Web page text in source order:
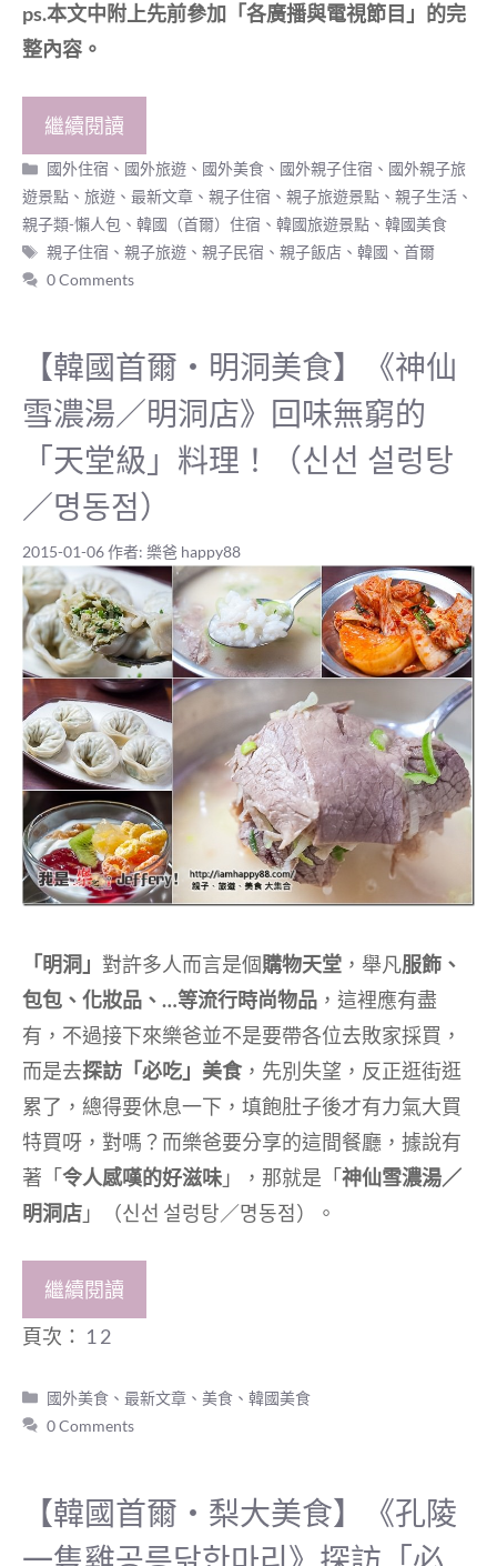
ps.本文中附上先前參加「各廣播與電視節目」的完
整內容。
繼續閱讀
分
類
國外住宿 、 國外旅遊 、 國外美食 、 國外親子住宿 、 國外親子旅
遊景點 、 旅遊 、 最新文章 、 親子住宿 、 親子旅遊景點 、 親子生活 、
親子類-懶人包 、 韓國（首爾）住宿 、 韓國旅遊景點 、 韓國美食
標
籤
親子住宿 、親子旅遊 、親子民宿 、親子飯店 、韓國 、首爾
0 Comments
【韓國首爾‧明洞美食】《神仙
雪濃湯／明洞店》回味無窮的
「天堂級」料理！（신선 설렁탕
／명동점）
2015-01-06作者: 樂爸 happy88
「明洞」 對許多人而言是個購物天堂 ，舉凡服飾、
包包、化妝品、…等流行時尚物品 ，這裡應有盡
有，不過接下來樂爸並不是要帶各位去敗家採買，
而是去探訪「必吃」美食 ，先別失望，反正逛街逛
累了，總得要休息一下，填飽肚子後才有力氣大買
特買呀，對嗎？而樂爸要分享的這間餐廳，據說有
著「令人感嘆的好滋味 」，那就是「神仙雪濃湯／
明洞店 」（신선 설렁탕／명동점）。
繼續閱讀
頁次： 1 2
分
類
國外美食 、最新文章 、美食 、韓國美食
0 Comments
【韓國首爾‧梨大美食】《孔陵